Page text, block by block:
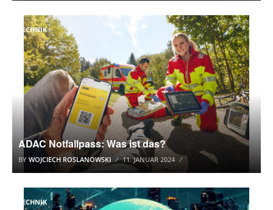
TECHNIK
ADAC Notfallpass: Was ist das?
BY WOJCIECH ROSLANOWSKI 11. JANUAR 2024
TECHNIK